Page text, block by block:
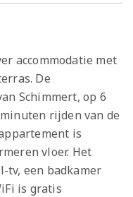
accommodatie met
De
Schimmert, op 6
rijden van de
is
vloer. Het
tv, een badkamer
is gratis